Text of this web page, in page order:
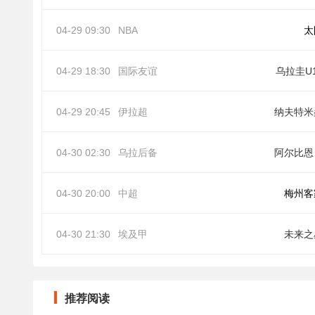
04-29 09:30 NBA
04-29 18:30 国际友谊 乌拉圭
04-29 20:45 伊拉超 纳夫特
04-30 02:30 乌拉后备
04-30 20:00 中超 梅州
04-30 21:30 埃及甲 未来
推荐阅读